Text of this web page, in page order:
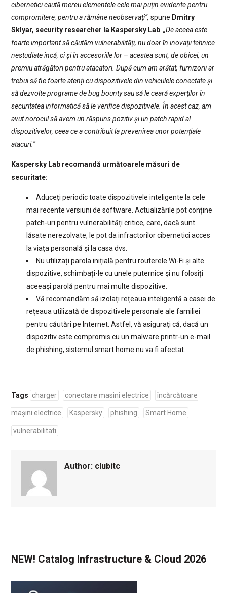
cibernetici caută mereu elementele cele mai puțin evidente pentru
compromitere, pentru a rămâne neobservați”, spune Dmitry
Sklyar, security researcher la Kaspersky Lab. „De aceea este
foarte important să căutăm vulnerabilități, nu doar în inovații tehnice
nestudiate încă, ci și în accesoriile lor – acestea sunt, de obicei, un
premiu atrăgători pentru atacatori. După cum am arătat, furnizorii ar
trebui să fie foarte atenți cu dispozitivele din vehiculele conectate și
să dezvolte programe de bug bounty sau să le ceară experților în
securitatea informatică să le verifice dispozitivele. În acest caz, am
avut norocul să avem un răspuns pozitiv și un patch rapid al
dispozitivelor, ceea ce a contribuit la prevenirea unor potențiale
atacuri.”
Kaspersky Lab recomandă următoarele măsuri de
securitate:
Aduceți periodic toate dispozitivele inteligente la cele
mai recente versiuni de software. Actualizările pot conține
patch-uri pentru vulnerabilități critice, care, dacă sunt
lăsate nerezolvate, le pot da infractorilor cibernetici acces
la viața personală și la casa dvs.
Nu utilizați parola inițială pentru routerele Wi-Fi și alte
dispozitive, schimbați-le cu unele puternice și nu folosiți
aceeași parolă pentru mai multe dispozitive.
Vă recomandăm să izolați rețeaua inteligentă a casei de
rețeaua utilizată de dispozitivele personale ale familiei
pentru căutări pe Internet. Astfel, vă asigurați că, dacă un
dispozitiv este compromis cu un malware printr-un e-mail
de phishing, sistemul smart home nu va fi afectat.
Tags charger conectare masini electrice încărcătoare
mașini electrice Kaspersky phishing Smart Home
vulnerabilitati
Author: clubitc
NEW! Catalog Infrastructure & Cloud 2026